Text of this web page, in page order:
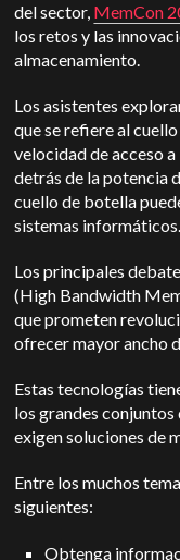
del sector, MemCon
los retos y las
almacenamiento.
Los asistentes
que se refiere al
velocidad de acceso
detrás de la potencia
cuello de botella
sistemas informáticos.
Los principales
(High Bandwidth
que prometen
ofrecer mayor ancho
Estas tecnologías
los grandes
exigen soluciones de
Entre los muchos
siguientes:
Obtenga